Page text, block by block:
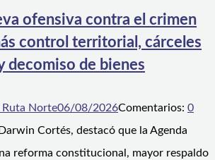
ofensiva contra el crimen
control territorial, cárceles
decomiso de bienes
Ruta Norte06/08/2026Comentarios: 0
Cortés, destacó que la Agenda
reforma constitucional, mayor respaldo